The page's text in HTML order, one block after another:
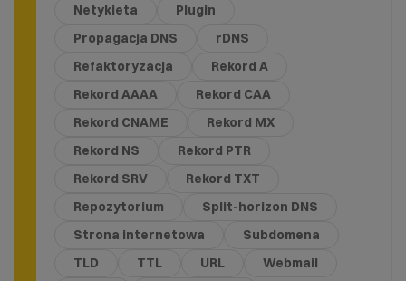
Netykieta
Plugin
Propagacja DNS
rDNS
Refaktoryzacja
Rekord A
Rekord AAAA
Rekord CAA
Rekord CNAME
Rekord MX
Rekord NS
Rekord PTR
Rekord SRV
Rekord TXT
Repozytorium
Split-horizon DNS
Strona internetowa
Subdomena
TLD
TTL URL
Webmail